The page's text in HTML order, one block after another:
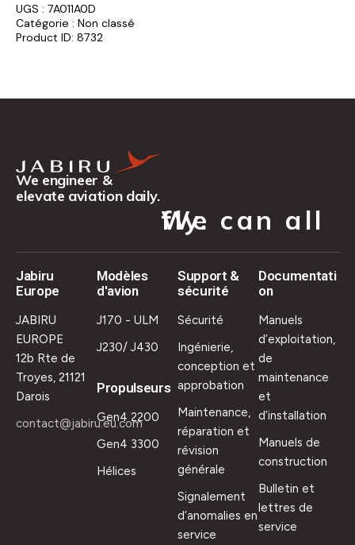
UGS : 7A011A0D
Catégorie : Non classé
Product ID: 8732
We engineer &
elevate aviation daily.
We can all fly.
Jabiru
Europe
JABIRU
EUROPE
12b Rte de
Troyes, 21121
Darois
contact@jabiru.eu.com
Modèles
d'avion
J170 - ULM
J230/ J430
Propulseurs
Gen4 2200
Gen4 3300
Hélices
Support &
sécurité
Sécurité
Ingénierie,
conception et
approbation
Maintenance,
réparation et
révision
générale
Signalement
d’anomalies en
service
Documentati
on
Manuels
d’exploitation,
de
maintenance
et
d’installation
Manuels de
construction
Bulletin et
lettres de
service